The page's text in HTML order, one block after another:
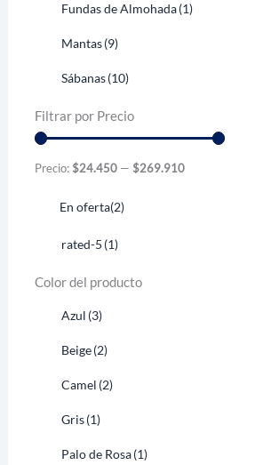
Fundas de Almohada(1)
Mantas(9)
Sábanas(10)
Filtrar por Precio
Precio: $24.450— $269.910
En oferta(2)
rated-5 (1)
Color del producto
Azul (3)
Beige(2)
Camel (2)
Gris(1)
Palo de Rosa(1)